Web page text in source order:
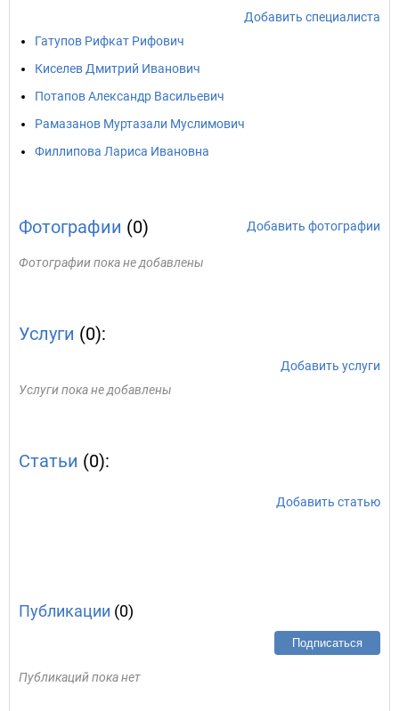
Добавить специалиста
Гатупов Рифкат Рифович
Киселев Дмитрий Иванович
Потапов Александр Васильевич
Рамазанов Муртазали Муслимович
Филлипова Лариса Ивановна
Фотографии (0) Добавить фотографии
Фотографии пока не добавлены
Услуги (0):
Добавить услуги
Услуги пока не добавлены
Статьи (0):
Добавить статью
Публикации (0)
Подписаться
Публикаций пока нет